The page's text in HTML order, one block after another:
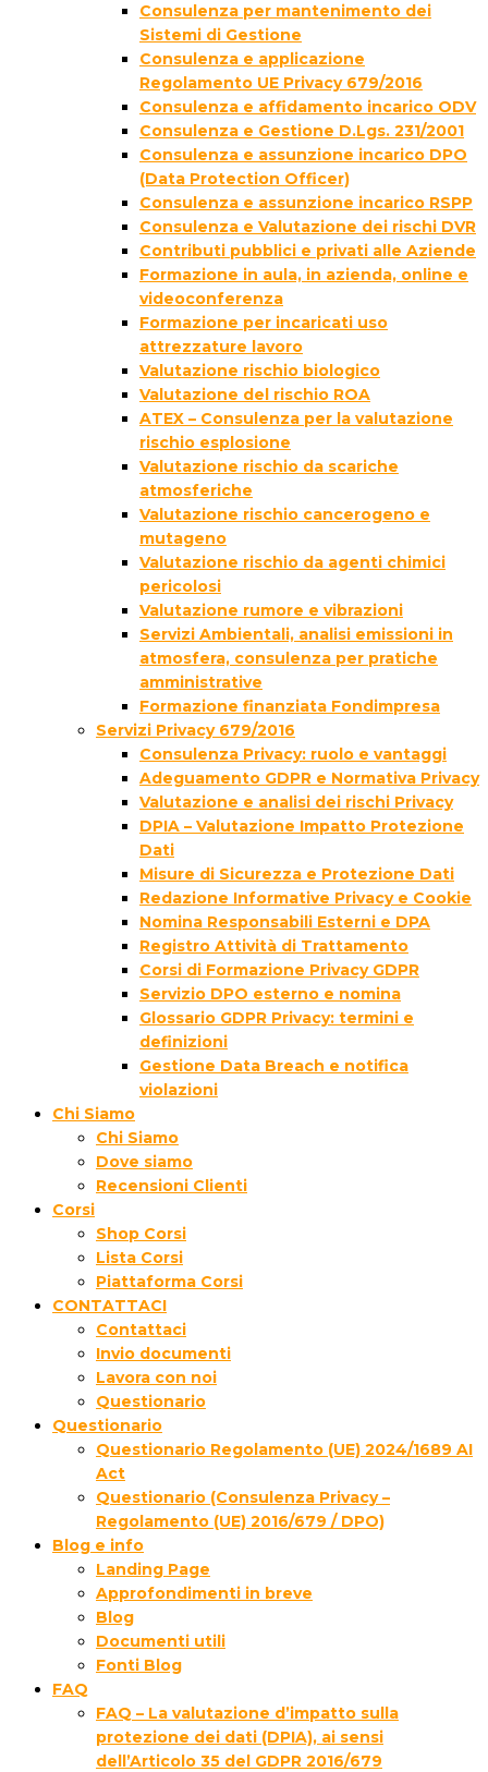
Consulenza per mantenimento dei
Sistemi di Gestione
Consulenza e applicazione
Regolamento UE Privacy 679/2016
Consulenza e affidamento incarico ODV
Consulenza e Gestione D.Lgs. 231/2001
Consulenza e assunzione incarico DPO
(Data Protection Officer)
Consulenza e assunzione incarico RSPP
Consulenza e Valutazione dei rischi DVR
Contributi pubblici e privati alle Aziende
Formazione in aula, in azienda, online e
videoconferenza
Formazione per incaricati uso
attrezzature lavoro
Valutazione rischio biologico
Valutazione del rischio ROA
ATEX – Consulenza per la valutazione
rischio esplosione
Valutazione rischio da scariche
atmosferiche
Valutazione rischio cancerogeno e
mutageno
Valutazione rischio da agenti chimici
pericolosi
Valutazione rumore e vibrazioni
Servizi Ambientali, analisi emissioni in
atmosfera, consulenza per pratiche
amministrative
Formazione finanziata Fondimpresa
Servizi Privacy 679/2016
Consulenza Privacy: ruolo e vantaggi
Adeguamento GDPR e Normativa Privacy
Valutazione e analisi dei rischi Privacy
DPIA – Valutazione Impatto Protezione
Dati
Misure di Sicurezza e Protezione Dati
Redazione Informative Privacy e Cookie
Nomina Responsabili Esterni e DPA
Registro Attività di Trattamento
Corsi di Formazione Privacy GDPR
Servizio DPO esterno e nomina
Glossario GDPR Privacy: termini e
definizioni
Gestione Data Breach e notifica
violazioni
Chi Siamo
Chi Siamo
Dove siamo
Recensioni Clienti
Corsi
Shop Corsi
Lista Corsi
Piattaforma Corsi
CONTATTACI
Contattaci
Invio documenti
Lavora con noi
Questionario
Questionario
Questionario Regolamento (UE) 2024/1689 AI
Act
Questionario (Consulenza Privacy –
Regolamento (UE) 2016/679 / DPO)
Blog e info
Landing Page
Approfondimenti in breve
Blog
Documenti utili
Fonti Blog
FAQ
FAQ – La valutazione d’impatto sulla
protezione dei dati (DPIA), ai sensi
dell’Articolo 35 del GDPR 2016/679